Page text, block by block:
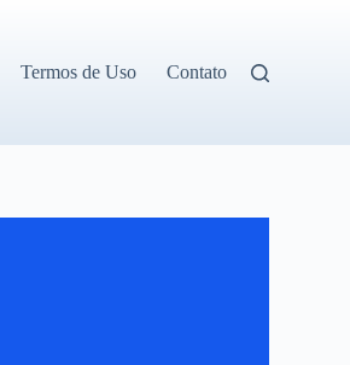
Termos de Uso Contato